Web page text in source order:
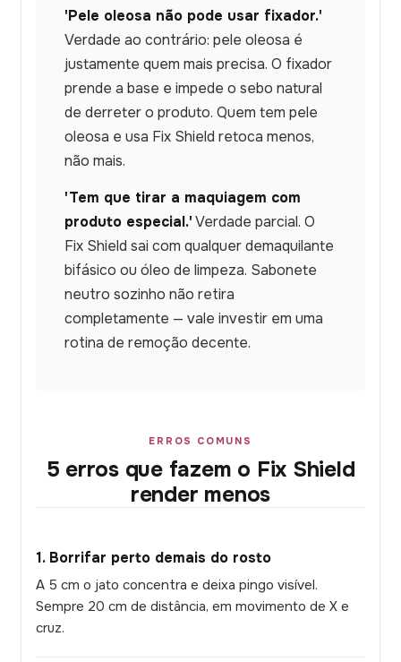
'Pele oleosa não pode usar fixador.'
Verdade ao contrário: pele oleosa é
justamente quem mais precisa. O fixador
prende a base e impede o sebo natural
de derreter o produto. Quem tem pele
oleosa e usa Fix Shield retoca menos,
não mais.
'Tem que tirar a maquiagem com
produto especial.'Verdade parcial. O
Fix Shield sai com qualquer demaquilante
bifásico ou óleo de limpeza. Sabonete
neutro sozinho não retira
completamente — vale investir em uma
rotina de remoção decente.
ERROS COMUNS
5 erros que fazem o Fix Shield
render menos
1. Borrifar perto demais do rosto
A 5 cm o jato concentra e deixa pingo visível.
Sempre 20 cm de distância, em movimento de X e
cruz.